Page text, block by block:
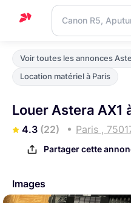
Accueil
Support
contacter
Voir toutes les annonces
Location matériel à Paris
Louer Astera AX1
4.3 (22) Paris ,
Partager cette
Images